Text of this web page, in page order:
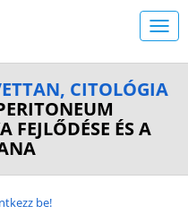
CITOLÓGIA
FEJLŐDÉSE ÉS A
be!